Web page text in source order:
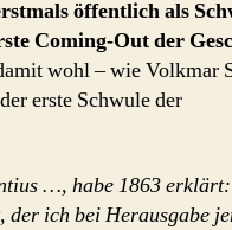
öffentlich als
Coming-Out der
wohl – wie Volkmar
erste Schwule der
…, habe 1863
der ich bei Herausgabe